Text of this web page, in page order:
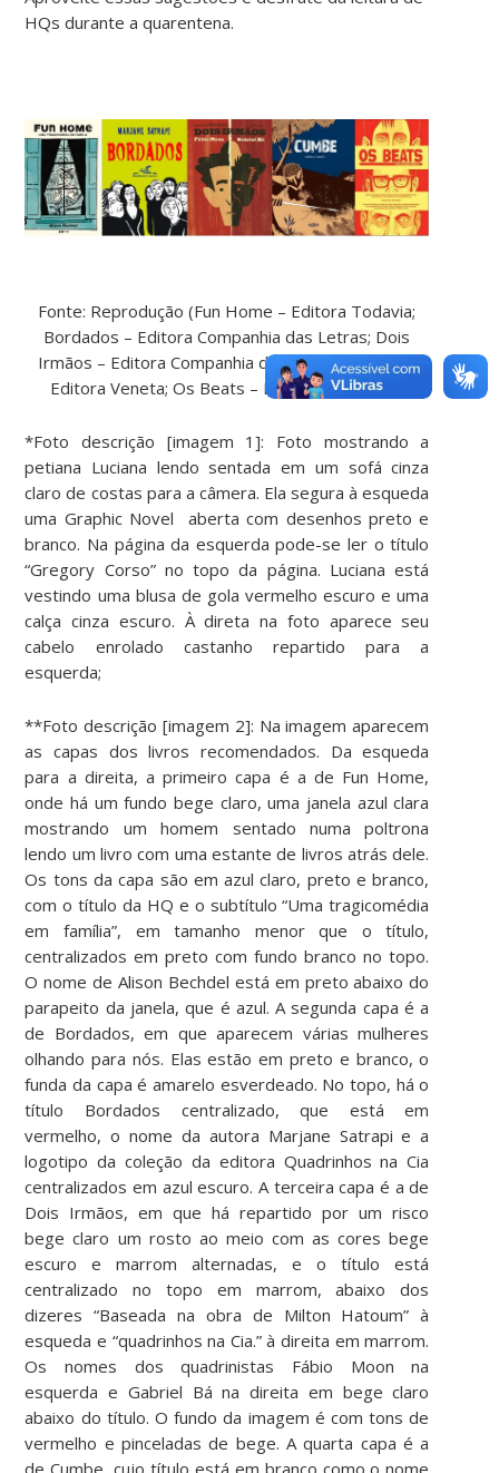
HQs durante a quarentena.
Fonte: Reprodução (Fun Home – Editora Todavia;
Bordados – Editora Companhia das Letras; Dois
Irmãos – Editora Companhia das Letras; Cumbe –
Editora Veneta; Os Beats – Editora Benvirá)**
*Foto descrição [imagem 1]: Foto mostrando a
petiana Luciana lendo sentada em um sofá cinza
claro de costas para a câmera. Ela segura à esqueda
uma Graphic Novel aberta com desenhos preto e
branco. Na página da esquerda pode-se ler o título
“Gregory Corso” no topo da página. Luciana está
vestindo uma blusa de gola vermelho escuro e uma
calça cinza escuro. À direta na foto aparece seu
cabelo enrolado castanho repartido para a
esquerda;
**Foto descrição [imagem 2]: Na imagem aparecem
as capas dos livros recomendados. Da esqueda
para a direita, a primeiro capa é a de Fun Home,
onde há um fundo bege claro, uma janela azul clara
mostrando um homem sentado numa poltrona
lendo um livro com uma estante de livros atrás dele.
Os tons da capa são em azul claro, preto e branco,
com o título da HQ e o subtítulo “Uma tragicomédia
em família”, em tamanho menor que o título,
centralizados em preto com fundo branco no topo.
O nome de Alison Bechdel está em preto abaixo do
parapeito da janela, que é azul. A segunda capa é a
de Bordados, em que aparecem várias mulheres
olhando para nós. Elas estão em preto e branco, o
funda da capa é amarelo esverdeado. No topo, há o
título Bordados centralizado, que está em
vermelho, o nome da autora Marjane Satrapi e a
logotipo da coleção da editora Quadrinhos na Cia
centralizados em azul escuro. A terceira capa é a de
Dois Irmãos, em que há repartido por um risco
bege claro um rosto ao meio com as cores bege
escuro e marrom alternadas, e o título está
centralizado no topo em marrom, abaixo dos
dizeres “Baseada na obra de Milton Hatoum” à
esqueda e “quadrinhos na Cia.” à direita em marrom.
Os nomes dos quadrinistas Fábio Moon na
esquerda e Gabriel Bá na direita em bege claro
abaixo do título. O fundo da imagem é com tons de
vermelho e pinceladas de bege. A quarta capa é a
de Cumbe, cujo título está em branco como o nome